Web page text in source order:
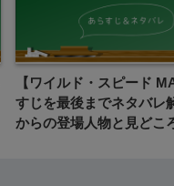
【ワイルド・スピード
すじを最後までネタバレ
からの登場人物と見どこ